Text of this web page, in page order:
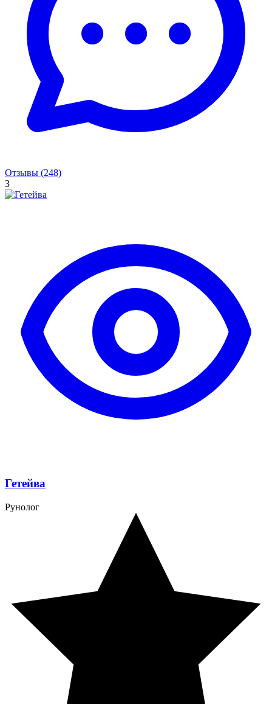
Отзывы (248)
3
Гетейва
Рунолог